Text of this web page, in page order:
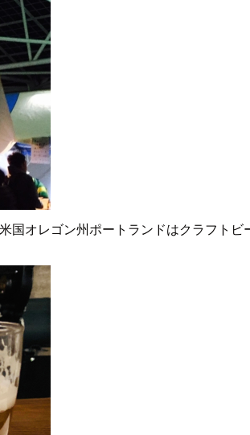
オレゴン州ポートランドはクラフト